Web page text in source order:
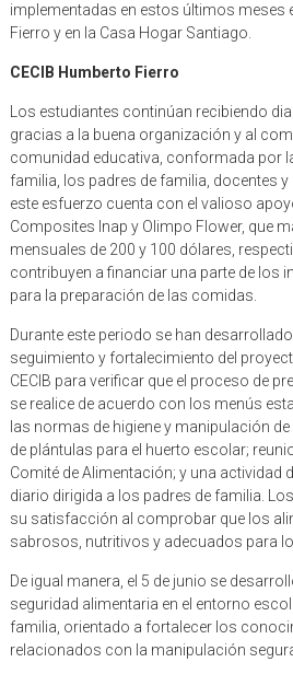
implementadas en estos últimos meses
Fierro y en la Casa Hogar Santiago.
CECIB Humberto Fierro
Los estudiantes continúan recibiendo
gracias a la buena organización y al
comunidad educativa, conformada por
familia, los padres de familia, docentes
este esfuerzo cuenta con el valioso
Composites Inap y Olimpo Flower, que
mensuales de 200 y 100 dólares,
contribuyen a financiar una parte de los
para la preparación de las comidas.
Durante este periodo se han
seguimiento y fortalecimiento del
CECIB para verificar que el proceso de
se realice de acuerdo con los menús
las normas de higiene y manipulación
de plántulas para el huerto escolar;
Comité de Alimentación; y una actividad
diario dirigida a los padres de familia.
su satisfacción al comprobar que los
sabrosos, nutritivos y adecuados para
De igual manera, el 5 de junio se
seguridad alimentaria en el entorno
familia, orientado a fortalecer los
relacionados con la manipulación